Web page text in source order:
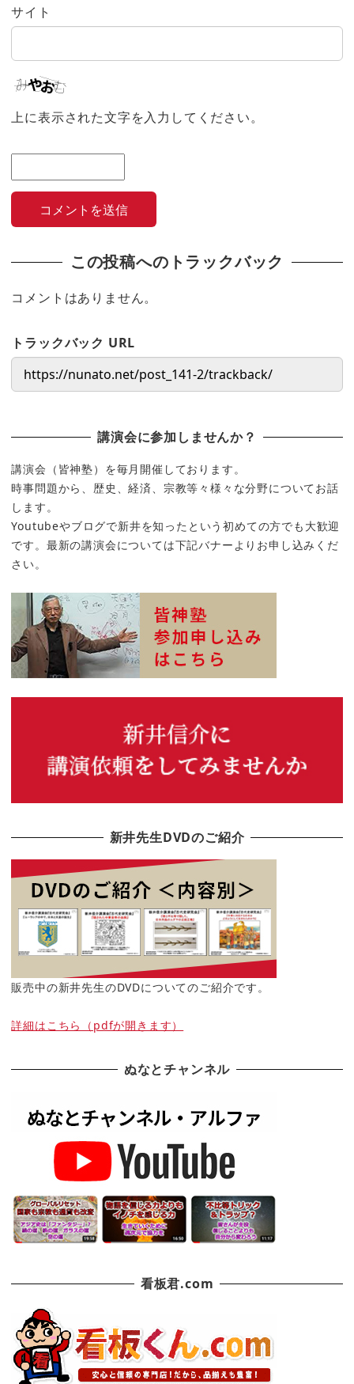
サイト
上に表示された文字を入力してください。
この投稿へのトラックバック
コメントはありません。
トラックバック URL
講演会に参加しませんか？
講演会（皆神塾）を毎月開催しております。
時事問題から、歴史、経済、宗教等々様々な分野についてお話
します。
Youtubeやブログで新井を知ったという初めての方でも大歓迎
です。最新の講演会については下記バナーよりお申し込みくだ
さい。
新井先生DVDのご紹介
販売中の新井先生のDVDについてのご紹介です。
詳細はこちら（pdfが開きます）
ぬなとチャンネル
看板君.com